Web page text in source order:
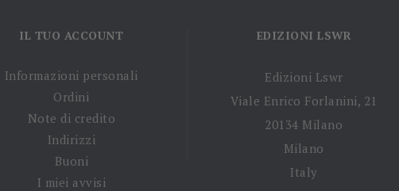
IL TUO ACCOUNT
Informazioni personali
Ordini
Note di credito
Indirizzi
Buoni
I miei avvisi
EDIZIONI LSWR
Edizioni Lswr
Viale Enrico Forlanini, 21
20134 Milano
Milano
Italy